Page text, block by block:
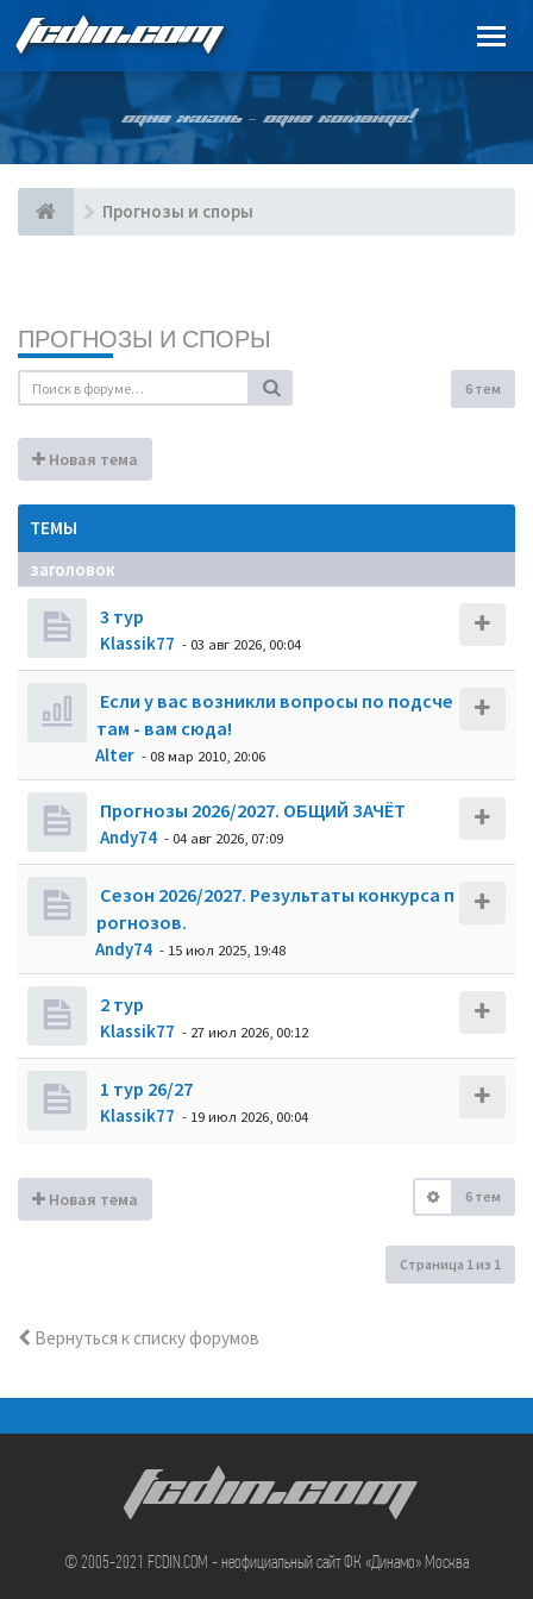
FCDIN.COM
ОДНА ЖИЗНЬ – ОДНА КОМАНДА!
Прогнозы и споры
ПРОГНОЗЫ И СПОРЫ
6 тем
Новая тема
ТЕМЫ
заголовок
3 тур
Klassik77 - 03 авг 2026, 00:04
Если у вас возникли вопросы по подсче
там - вам сюда!
Alter - 08 мар 2010, 20:06
Прогнозы 2026/2027. ОБЩИЙ ЗАЧЁТ
Andy74 - 04 авг 2026, 07:09
Сезон 2026/2027. Результаты конкурса п
рогнозов.
Andy74 - 15 июл 2025, 19:48
2 тур
Klassik77 - 27 июл 2026, 00:12
1 тур 26/27
Klassik77 - 19 июл 2026, 00:04
Новая тема 6 тем
Страница 1из 1
Вернуться к списку форумов
FCDIN.COM
© 2005-2021 FCDIN.COM - неофициальный сайт ФК «Динамо» Москва